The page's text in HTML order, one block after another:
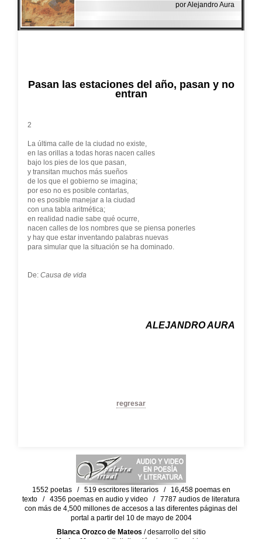
por Alejandro Aura
Pasan las estaciones del año, pasan y no
entran
2
La última calle de la ciudad no existe,
en las orillas a todas horas nacen calles
bajo los pies de los que pasan,
y transitan muchos más sueños
de los que el gobierno se imagina;
por eso no es posible contarlas,
no es posible manejar a la ciudad
con una tabla aritmética;
en realidad nadie sabe qué ocurre,
nacen calles de los nombres que se piensa ponerles
y hay que estar inventando palabras nuevas
para simular que la situación se ha dominado.
De: Causa de vida
ALEJANDRO AURA
regresar
1552 poetas / 519 escritores literarios / 16,458 poemas en
texto / 4356 poemas en audio y video / 7787 audios de literatura
con más de 4,500 millones de accesos a las diferentes páginas del
portal a partir del 10 de mayo de 2004
Blanca Orozco de Mateos / desarrollo del sitio